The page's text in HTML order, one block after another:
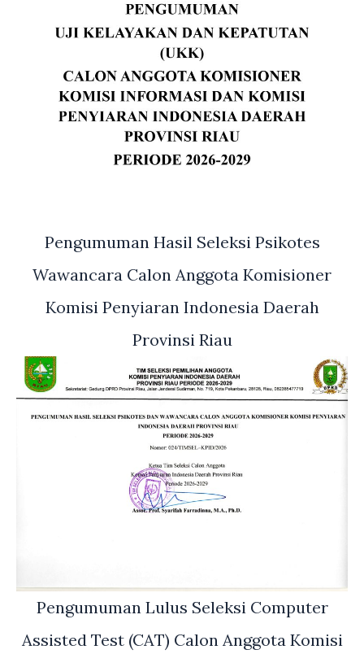
Pengumuman Hasil Seleksi Psikotes
Wawancara Calon Anggota Komisioner
Komisi Penyiaran Indonesia Daerah
Provinsi Riau
Pengumuman Lulus Seleksi Computer
Assisted Test (CAT) Calon Anggota Komisi